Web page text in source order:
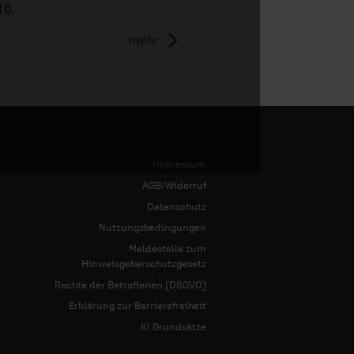
mehr
Impressum
AGB/Widerruf
Datenschutz
Nutzungsbedingungen
Meldestelle zum
Hinweisgeberschutzgesetz
Rechte der Betroffenen (DSGVO)
Erklärung zur Barrierefreiheit
KI Grundsätze